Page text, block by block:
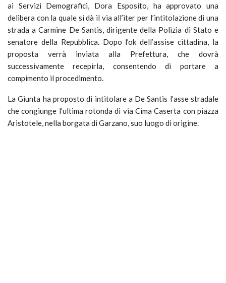
ai Servizi Demografici, Dora Esposito, ha approvato una
delibera con la quale si dà il via all’iter per l’intitolazione di una
strada a Carmine De Santis, dirigente della Polizia di Stato e
senatore della Repubblica. Dopo l’ok dell’assise cittadina, la
proposta verrà inviata alla Prefettura, che dovrà
successivamente recepirla, consentendo di portare a
compimento il procedimento.
La Giunta ha proposto di intitolare a De Santis l’asse stradale
che congiunge l’ultima rotonda di via Cima Caserta con piazza
Aristotele, nella borgata di Garzano,suo luogo di origine.